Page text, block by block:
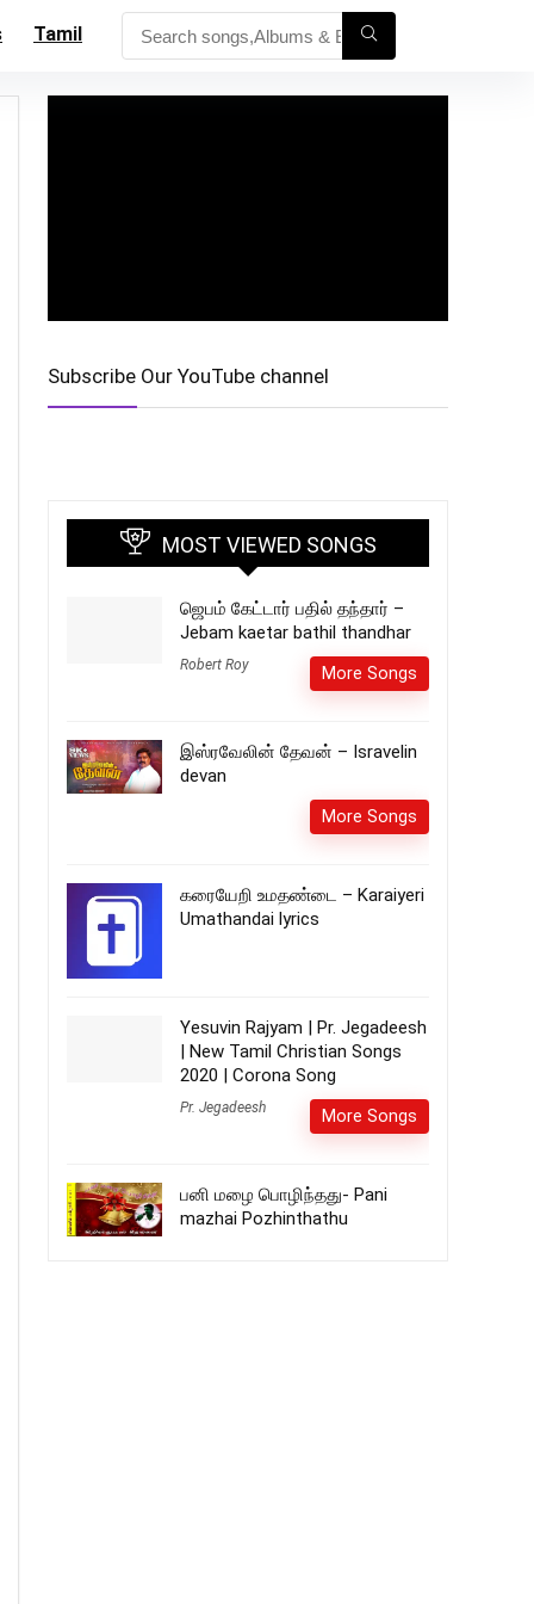
Tamil
Subscribe Our YouTube channel
MOST VIEWED SONGS
ஜெபம் கேட்டார் பதில் தந்தார் –
Jebam kaetar bathil thandhar
Robert Roy More Songs
இஸ்ரவேலின் தேவன் – Isravelin
devan
More Songs
கரையேறி உமதண்டை – Karaiyeri
Umathandai lyrics
Yesuvin Rajyam | Pr. Jegadeesh
| New Tamil Christian Songs
2020 | Corona Song
Pr. Jegadeesh More Songs
பனி மழை பொழிந்தது- Pani
mazhai Pozhinthathu